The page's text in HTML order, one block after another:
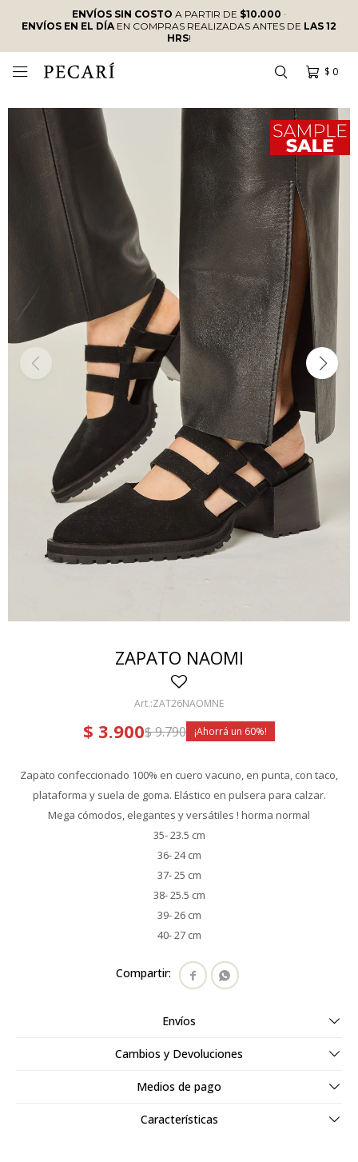
ENVÍOS SIN COSTO A PARTIR DE $10.000 ·
ENVÍOS EN EL DÍAEN COMPRAS REALIZADAS ANTES DE LAS 12
HRS!
$ 0

ZAPATO NAOMI
ZAT26NAOMNE
$ 3.900$9.790 60
Zapato confeccionado 100% en cuero vacuno, en punta, con taco,
plataforma y suela de goma. Elástico en pulsera para calzar.
Mega cómodos, elegantes y versátiles ! horma normal
35- 23.5 cm
36- 24 cm
37- 25 cm
38- 25.5 cm
39- 26 cm
40- 27 cm
 
Envíos
Cambios y Devoluciones
Medios de pago
Características